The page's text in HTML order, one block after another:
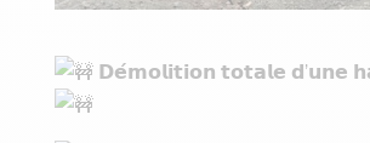
𝗗𝗲́𝗺𝗼𝗹𝗶𝘁𝗶𝗼𝗻 𝘁𝗼𝘁𝗮𝗹𝗲 𝗱’𝘂𝗻𝗲